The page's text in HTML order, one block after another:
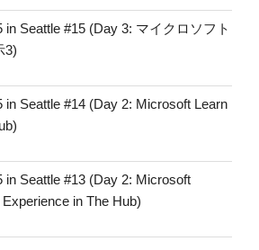
in Seattle #15 (Day 3: マイクロソフト
3)
in Seattle #14 (Day 2: Microsoft Learn
in Seattle #13 (Day 2: Microsoft
in The Hub)